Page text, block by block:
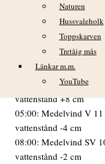
Naturen
Hussvaleholk
Toppskarven
Tretåig mås
Länkar m.m.
YouTube
VÄDER
I gryningen växlande
blåsigt. Under
mojnande.
kändes det riktigt
02:00: Medelvind V
vattenstånd +8 cm
05:00: Medelvind V
vattenstånd -4 cm
08:00: Medelvind SV
vattenstånd -2 cm